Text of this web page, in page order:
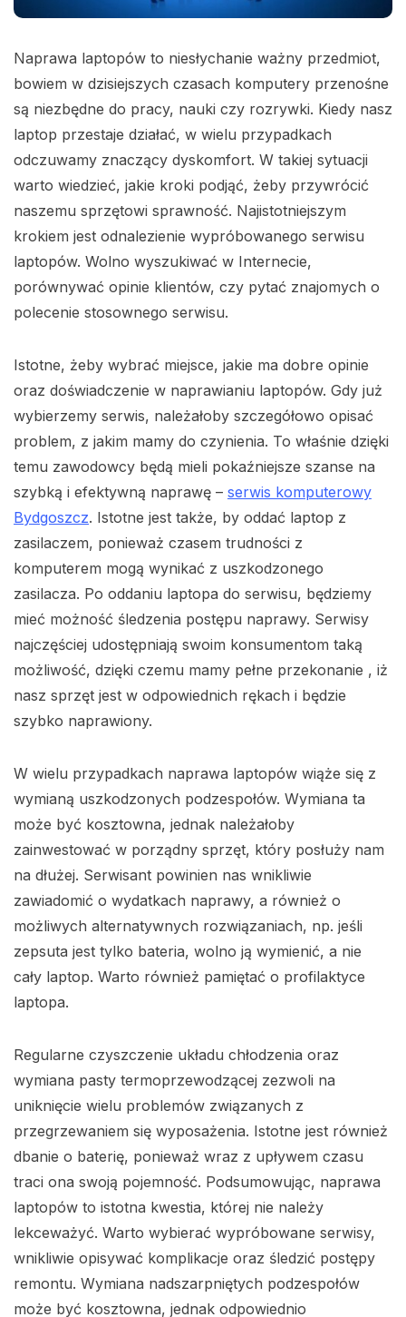
Naprawa laptopów to niesłychanie ważny przedmiot,
bowiem w dzisiejszych czasach komputery przenośne
są niezbędne do pracy, nauki czy rozrywki. Kiedy nasz
laptop przestaje działać, w wielu przypadkach
odczuwamy znaczący dyskomfort. W takiej sytuacji
warto wiedzieć, jakie kroki podjąć, żeby przywrócić
naszemu sprzętowi sprawność. Najistotniejszym
krokiem jest odnalezienie wypróbowanego serwisu
laptopów. Wolno wyszukiwać w Internecie,
porównywać opinie klientów, czy pytać znajomych o
polecenie stosownego serwisu.
Istotne, żeby wybrać miejsce, jakie ma dobre opinie
oraz doświadczenie w naprawianiu laptopów. Gdy już
wybierzemy serwis, należałoby szczegółowo opisać
problem, z jakim mamy do czynienia. To właśnie dzięki
temu zawodowcy będą mieli pokaźniejsze szanse na
szybką i efektywną naprawę – serwis komputerowy
Bydgoszcz. Istotne jest także, by oddać laptop z
zasilaczem, ponieważ czasem trudności z
komputerem mogą wynikać z uszkodzonego
zasilacza. Po oddaniu laptopa do serwisu, będziemy
mieć możność śledzenia postępu naprawy. Serwisy
najczęściej udostępniają swoim konsumentom taką
możliwość, dzięki czemu mamy pełne przekonanie , iż
nasz sprzęt jest w odpowiednich rękach i będzie
szybko naprawiony.
W wielu przypadkach naprawa laptopów wiąże się z
wymianą uszkodzonych podzespołów. Wymiana ta
może być kosztowna, jednak należałoby
zainwestować w porządny sprzęt, który posłuży nam
na dłużej. Serwisant powinien nas wnikliwie
zawiadomić o wydatkach naprawy, a również o
możliwych alternatywnych rozwiązaniach, np. jeśli
zepsuta jest tylko bateria, wolno ją wymienić, a nie
cały laptop. Warto również pamiętać o profilaktyce
laptopa.
Regularne czyszczenie układu chłodzenia oraz
wymiana pasty termoprzewodzącej zezwoli na
uniknięcie wielu problemów związanych z
przegrzewaniem się wyposażenia. Istotne jest również
dbanie o baterię, ponieważ wraz z upływem czasu
traci ona swoją pojemność. Podsumowując, naprawa
laptopów to istotna kwestia, której nie należy
lekceważyć. Warto wybierać wypróbowane serwisy,
wnikliwie opisywać komplikacje oraz śledzić postępy
remontu. Wymiana nadszarpniętych podzespołów
może być kosztowna, jednak odpowiednio